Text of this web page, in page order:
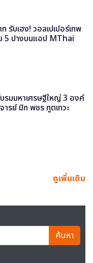
รับเฮง! วอลเปเปอร์เทพ
ย 5 ปางบนแอป MThai
รมมหาเศรษฐีใหญ่ 3 องค์
ารย์ มิก พชร ทูตเทวะ
ดูเพิ่มเติม
ค้นหา